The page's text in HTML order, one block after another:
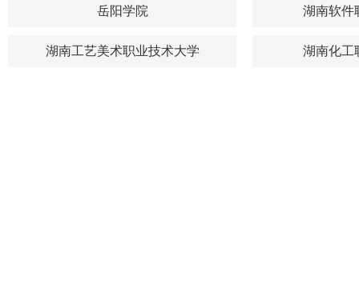
岳阳学院 湖南软件
湖南工艺美术职业技术大学 湖南化工